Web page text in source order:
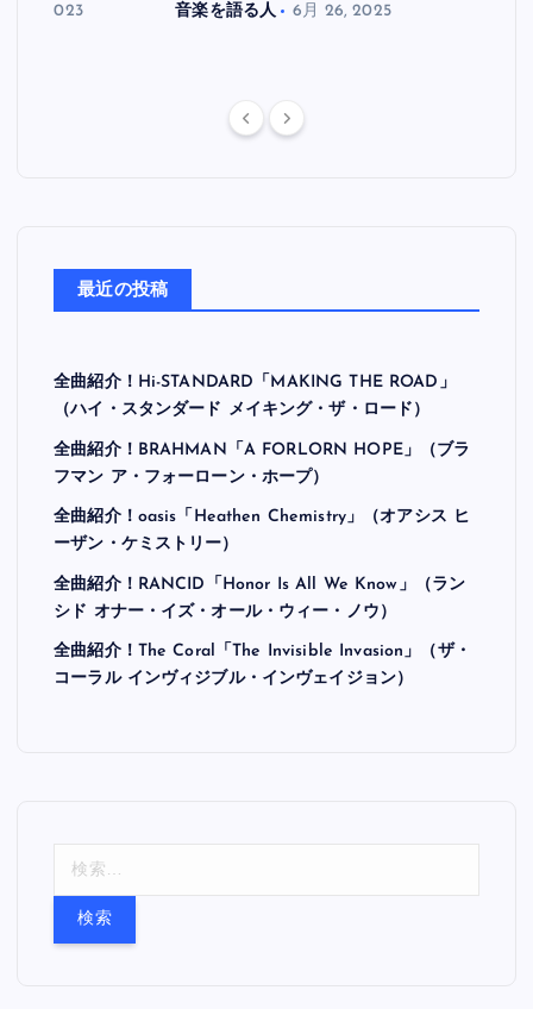
30, 2023 音楽を語る人 6月 26, 2025
最近の投稿
全曲紹介！Hi-STANDARD「MAKING THE ROAD」
（ハイ・スタンダード メイキング・ザ・ロード）
全曲紹介！BRAHMAN「A FORLORN HOPE」（ブラ
フマン ア・フォーローン・ホープ）
全曲紹介！oasis「Heathen Chemistry」（オアシス ヒ
ーザン・ケミストリー）
全曲紹介！RANCID「Honor Is All We Know」（ラン
シド オナー・イズ・オール・ウィー・ノウ）
全曲紹介！The Coral「The Invisible Invasion」（ザ・
コーラル インヴィジブル・インヴェイジョン）